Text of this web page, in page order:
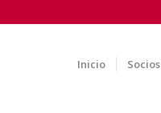
Inicio Socios